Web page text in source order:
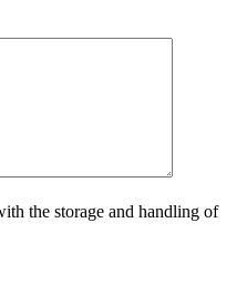
the storage and handling of